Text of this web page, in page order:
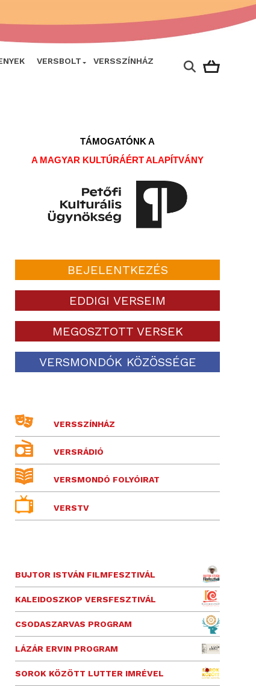
VERSBOLT VERSSZÍNHÁZ
TÁMOGATÓNK A
A MAGYAR KULTÚRÁÉRT ALAPÍTVÁNY
BEJELENTKEZÉS
EDDIGI VERSEIM
MEGOSZTOTT VERSEK
VERSMONDÓK KÖZÖSSÉGE
VERSSZÍNHÁZ
VERSRÁDIÓ
VERSMONDÓ FOLYÓIRAT
VERSTV
BUJTOR ISTVÁN FILMFESZTIVÁL
KALEIDOSZKOP VERSFESZTIVÁL
CSODASZARVAS PROGRAM
LÁZÁR ERVIN PROGRAM
SOROK KÖZÖTT LUTTER IMRÉVEL